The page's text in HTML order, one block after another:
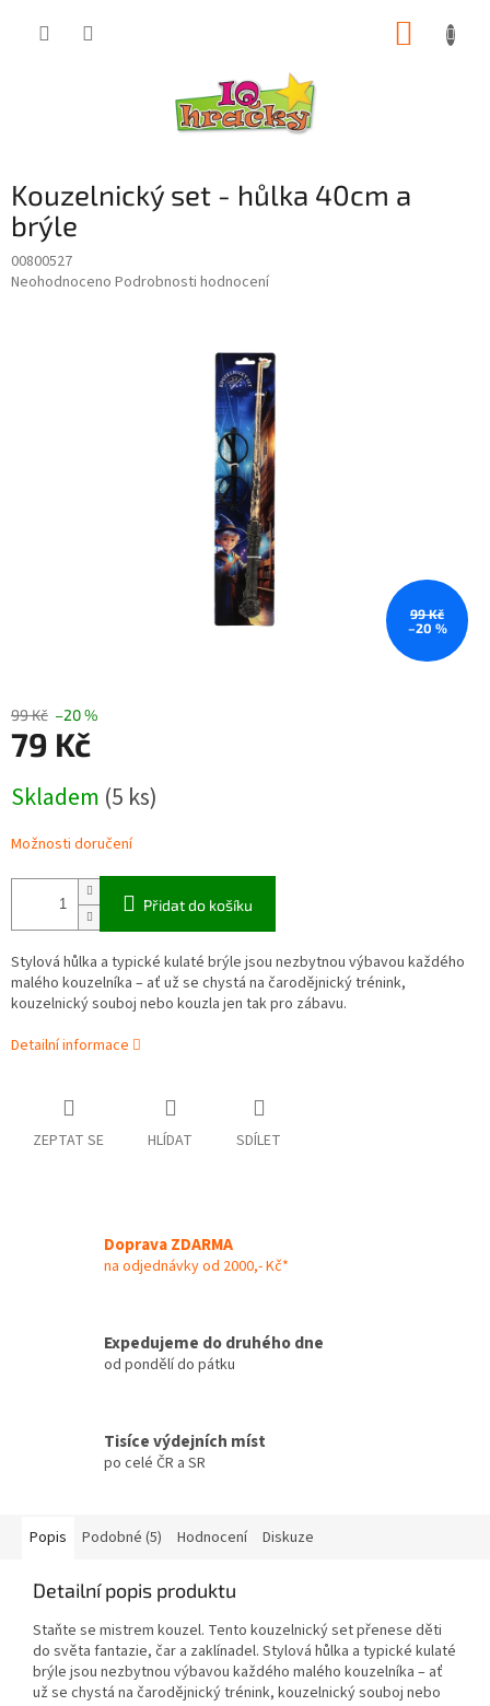
Kouzelnický set - hůlka 40cm a
brýle
00800527
Průměrné
Neohodnoceno Podrobnosti hodnocení
99 Kč
–20 %
99 Kč –20 %
79 Kč
cena:
Skladem (5 ks)
Možnosti doručení
Přidat do košíku
Stylová hůlka a typické kulaté brýle jsou nezbytnou výbavou každého
malého kouzelníka – ať už se chystá na čarodějnický trénink,
kouzelnický souboj nebo kouzla jen tak pro zábavu.
Detailní informace
ZEPTAT SE HLÍDAT SDÍLET
Doprava ZDARMA
na odjednávky od 2000,- Kč*
Expedujeme do druhého dne
od pondělí do pátku
Tisíce výdejních míst
po celé ČR a SR
Popis Podobné (5) Hodnocení Diskuze
Detailní popis produktu
Staňte se mistrem kouzel. Tento kouzelnický set přenese děti
do světa fantazie, čar a zaklínadel. Stylová hůlka a typické kulaté
brýle jsou nezbytnou výbavou každého malého kouzelníka – ať
už se chystá na čarodějnický trénink, kouzelnický souboj nebo